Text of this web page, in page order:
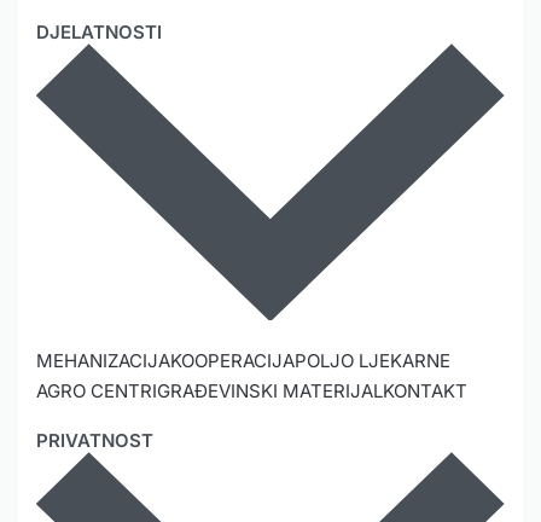
DJELATNOSTI
MEHANIZACIJAKOOPERACIJAPOLJO LJEKARNE
AGRO CENTRIGRAĐEVINSKI MATERIJALKONTAKT
PRIVATNOST